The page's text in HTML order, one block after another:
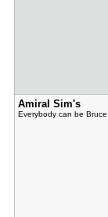
Amiral Sim​'s
Everybody can be Bruce